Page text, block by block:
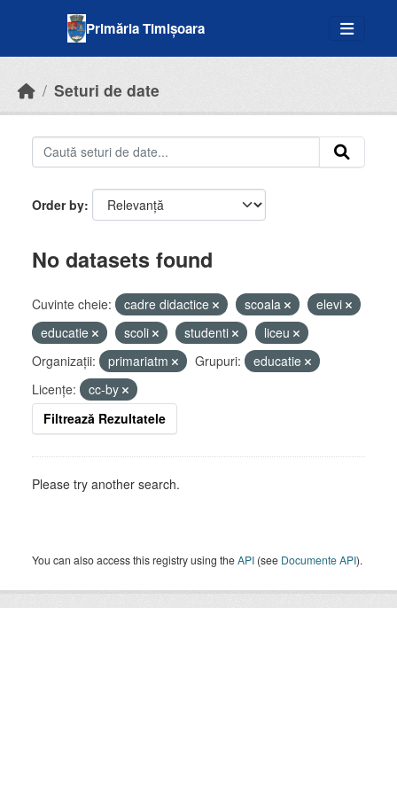
Primăria Timișoara
Seturi de date
Order by
No datasets found
Cuvinte cheie: cadre didactice scoala
elevi
educatie
scoli studenti
liceu
Organizații:
primariatm Grupuri:
educatie
Licenţe:
cc-by
Filtrează Rezultatele
Please try another search.
You can also access this registry using theAPI (see Documente API).